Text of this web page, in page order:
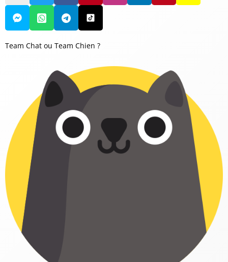
Team Chat ou Team Chien ?